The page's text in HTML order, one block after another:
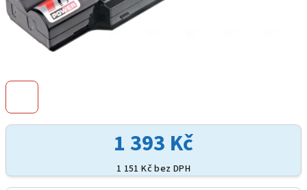
1 393 Kč
1 151 Kč bez DPH